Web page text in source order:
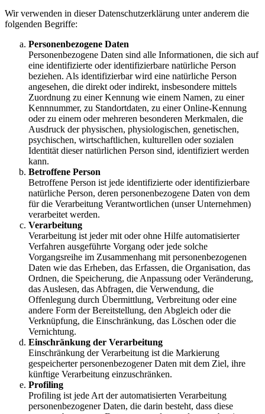
Wir verwenden in dieser Datenschutzerklärung unter anderem die
folgenden Begriffe:
Personenbezogene Daten
Personenbezogene Daten sind alle Informationen, die sich auf
eine identifizierte oder identifizierbare natürliche Person
beziehen. Als identifizierbar wird eine natürliche Person
angesehen, die direkt oder indirekt, insbesondere mittels
Zuordnung zu einer Kennung wie einem Namen, zu einer
Kennnummer, zu Standortdaten, zu einer Online-Kennung
oder zu einem oder mehreren besonderen Merkmalen, die
Ausdruck der physischen, physiologischen, genetischen,
psychischen, wirtschaftlichen, kulturellen oder sozialen
Identität dieser natürlichen Person sind, identifiziert werden
kann.
Betroffene Person
Betroffene Person ist jede identifizierte oder identifizierbare
natürliche Person, deren personenbezogene Daten von dem
für die Verarbeitung Verantwortlichen (unser Unternehmen)
verarbeitet werden.
Verarbeitung
Verarbeitung ist jeder mit oder ohne Hilfe automatisierter
Verfahren ausgeführte Vorgang oder jede solche
Vorgangsreihe im Zusammenhang mit personenbezogenen
Daten wie das Erheben, das Erfassen, die Organisation, das
Ordnen, die Speicherung, die Anpassung oder Veränderung,
das Auslesen, das Abfragen, die Verwendung, die
Offenlegung durch Übermittlung, Verbreitung oder eine
andere Form der Bereitstellung, den Abgleich oder die
Verknüpfung, die Einschränkung, das Löschen oder die
Vernichtung.
Einschränkung der Verarbeitung
Einschränkung der Verarbeitung ist die Markierung
gespeicherter personenbezogener Daten mit dem Ziel, ihre
künftige Verarbeitung einzuschränken.
Profiling
Profiling ist jede Art der automatisierten Verarbeitung
personenbezogener Daten, die darin besteht, dass diese